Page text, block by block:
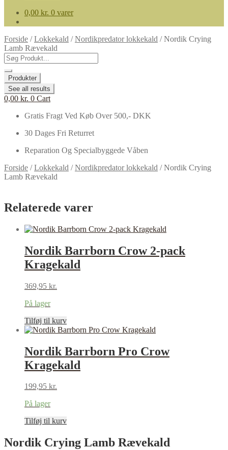
0,00 kr. 0 varer
Forside /Lokkekald /Nordikpredator lokkekald /Nordik Crying
Lamb Rævekald
Search
...
Produkter
See all results
0,00 kr. 0 Cart
Gratis Fragt Ved Køb Over 500,- DKK
30 Dages Fri Returret
Reparation Og Specialbyggede Våben
Forside /Lokkekald /Nordikpredator lokkekald /Nordik Crying
Lamb Rævekald
Relaterede varer
Nordik Barrborn Crow 2-pack
Kragekald
369,95 kr.
På lager
Tilføj til kurv
Nordik Barrborn Pro Crow
Kragekald
199,95 kr.
På lager
Tilføj til kurv
Nordik Crying Lamb Rævekald